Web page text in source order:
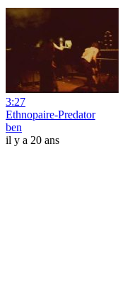
3:27
Ethnopaire-Predator
ben
il y a 20 ans